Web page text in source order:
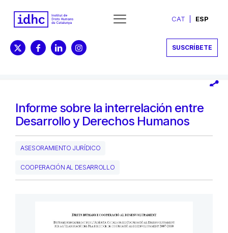
CAT ESP
SUSCRÍBETE
Informe sobre la interrelación entre
Desarrollo y Derechos Humanos
ASESORAMIENTO JURÍDICO
COOPERACIÓN AL DESARROLLO